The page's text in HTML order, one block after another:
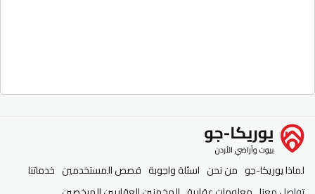
لماذا يوريكا-جو من نحن اسئلة واجوبة قصص المستخدمين خدماتنا